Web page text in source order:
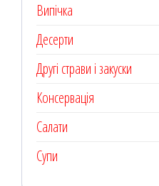
Випічка
Десерти
Другі страви і закуски
Консервація
Салати
Супи